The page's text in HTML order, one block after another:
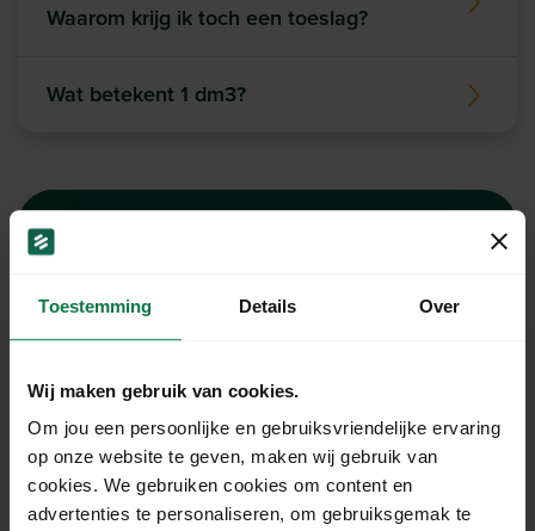
Toestemming Details Over
Wij maken gebruik van cookies.
Om jou een persoonlijke en gebruiksvriendelijke ervaring
op onze website te geven, maken wij gebruik van
cookies. We gebruiken cookies om content en
advertenties te personaliseren, om gebruiksgemak te
Waarom krijg ik toch een toeslag?
Wat betekent 1 dm3?
Mail